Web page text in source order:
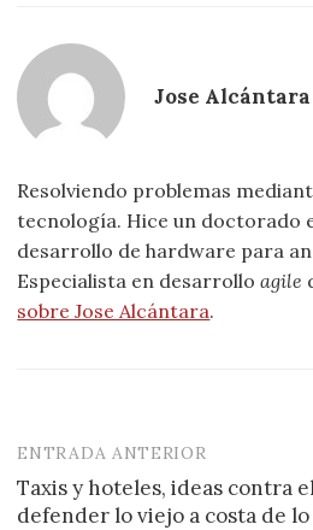
Jose Alcántara
Resolviendo problemas
tecnología. Hice un doctorado
desarrollo de hardware para
Especialista en desarrolloagile
sobre Jose Alcántara.
Navegación
de
ENTRADA ANTERIOR
Taxis y hoteles, ideas contra
defender lo viejo a costa de